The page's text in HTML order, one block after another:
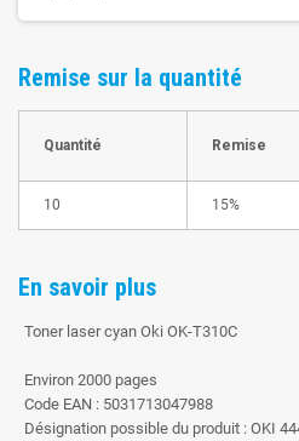
Remise sur la quantité
Quantité Remise
10 15%
En savoir plus
Toner laser cyan Oki OK-T310C
Environ 2000 pages
Code EAN : 5031713047988
Désignation possible du produit : OKI